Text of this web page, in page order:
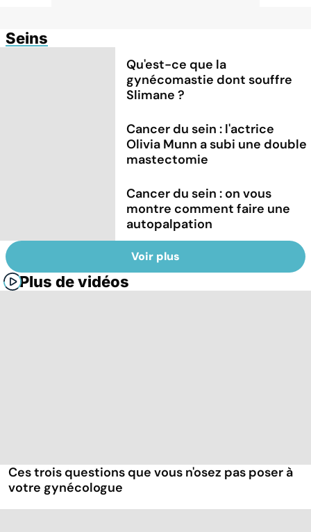
Seins
Qu'est-ce que la
gynécomastie dont souffre
Slimane ?
Cancer du sein : l'actrice
Olivia Munn a subi une double
mastectomie
Cancer du sein : on vous
montre comment faire une
autopalpation
Voir plus
Plus de vidéos
Ces trois questions que vous n'osez pas poser à
votre gynécologue